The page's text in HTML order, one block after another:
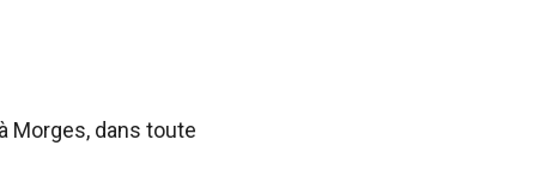
Morges, dans toute